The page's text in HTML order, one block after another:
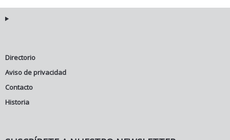
Directorio
Aviso de privacidad
Contacto
Historia